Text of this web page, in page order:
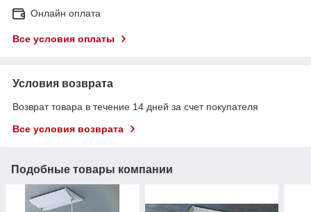
Онлайн оплата
Все условия оплаты
Условия возврата
Возврат товара в течение 14 дней за счет покупателя
Все условия возврата
Подобные товары компании